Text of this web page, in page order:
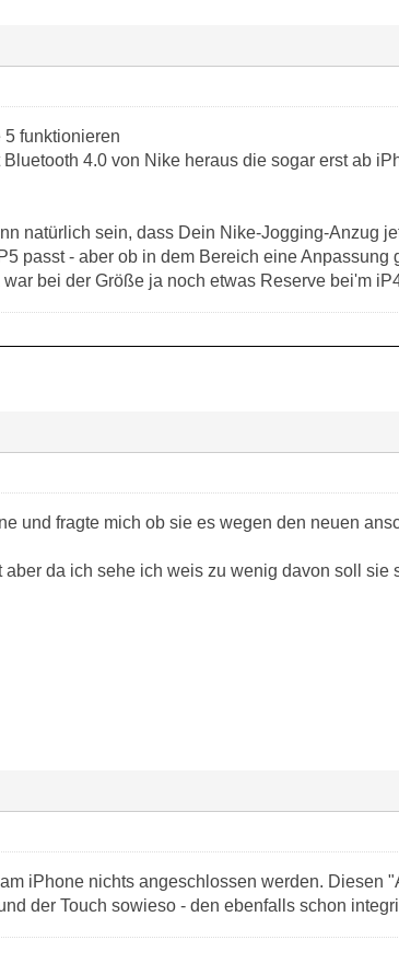
funktionieren
4.0 von Nike heraus die sogar erst ab
natürlich sein, dass Dein Nike-Jogging-Anzug
passt - aber ob in dem Bereich eine Anpassung
bei der Größe ja noch etwas Reserve bei'm
und fragte mich ob sie es wegen den neuen
da ich sehe ich weis zu wenig davon soll sie
iPhone nichts angeschlossen werden. Diesen
der Touch sowieso - den ebenfalls schon